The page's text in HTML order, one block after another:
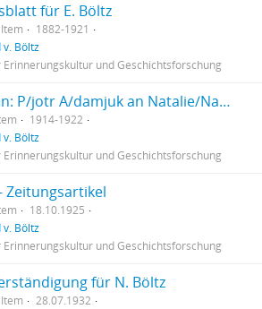
für E. Böltz
Item
1882-1921
v. Böltz
und Geschichtsforschung
Berichte aus Kasan: P/jotr A/damjuk an Natalie/Natascha
1914-1922
v. Böltz
und Geschichtsforschung
Zeitungsartikel
18.10.1925
v. Böltz
und Geschichtsforschung
für N. Böltz
Item
28.07.1932